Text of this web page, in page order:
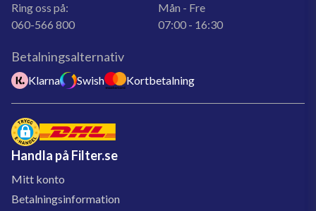
Ring oss på:
060-566 800
Mån - Fre
07:00 - 16:30
Betalningsalternativ
Klarna Swish Kortbetalning
Handla på Filter.se
Mitt konto
Betalningsinformation